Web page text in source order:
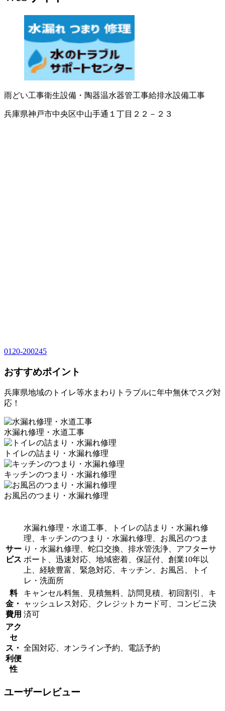
雨どい工事衛生設備・陶器温水器管工事給排水設備工事
兵庫県神戸市中央区中山手通１丁目２２－２３
0120-200245
おすすめポイント
兵庫県地域のトイレ等水まわりトラブルに年中無休でスグ対
応！
水漏れ修理・水道工事
トイレの詰まり・水漏れ修理
キッチンのつまり・水漏れ修理
お風呂のつまり・水漏れ修理
サー
ビス
水漏れ修理・水道工事、トイレの詰まり・水漏れ修
理、キッチンのつまり・水漏れ修理、お風呂のつま
り・水漏れ修理、蛇口交換、排水管洗浄、アフターサ
ポート、迅速対応、地域密着、保証付、創業10年以
上、経験豊富、緊急対応、キッチン、お風呂、トイ
レ・洗面所
料
金・
費用
キャンセル料無、見積無料、訪問見積、初回割引、キ
ャッシュレス対応、クレジットカード可、コンビニ決
済可
アク
セ
ス・
利便
性
全国対応、オンライン予約、電話予約
ユーザーレビュー